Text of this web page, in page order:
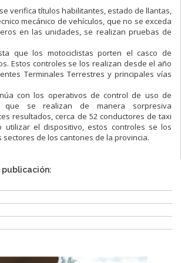
verifica títulos habilitantes, estado de llantas,
mecánico de vehículos, que no se exceda
en las unidades, se realizan pruebas de
que los motociclistas porten el casco de
Estos controles se los realizan desde el año
Terminales Terrestres y principales vías
con los operativos de control de uso de
que se realizan de manera sorpresiva
resultados, cerca de 52 conductores de taxi
utilizar el dispositivo, estos controles se los
de los cantones de la provincia.